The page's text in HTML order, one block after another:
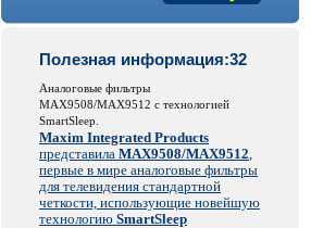
Полезная информация:32
Аналоговые фильтры
MAX9508/MAX9512 с технологией
SmartSleep.
Maxim Integrated Products
представила MAX9508/MAX9512,
первые в мире аналоговые фильтры
для телевидения стандартной
четкости, использующие новейшую
технологию SmartSleep